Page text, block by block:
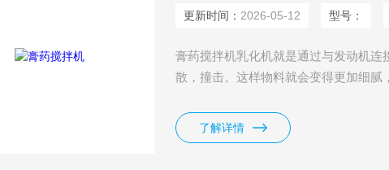
更新时间： 2026-05-12 型号：
膏药搅拌机乳化机就是通过与发动机
散，撞击。这样物料就会变得更加细
了解详情